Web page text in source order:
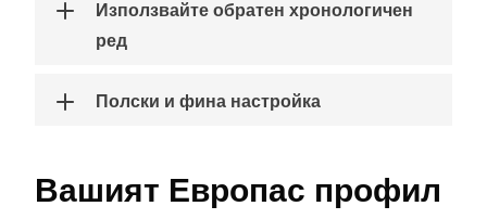
Използвайте обратен хронологичен
ред
Полски и фина настройка
Вашият Европас профил